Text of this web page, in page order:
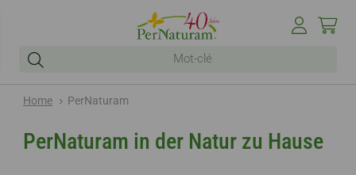
Home PerNaturam
PerNaturam in der Natur zu Hause